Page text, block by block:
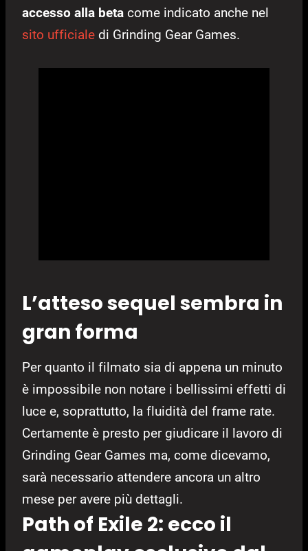
accesso alla beta come indicato anche nel
sito ufficiale di Grinding Gear Games.
L’atteso sequel sembra in
gran forma
Per quanto il filmato sia di appena un minuto
è impossibile non notare i bellissimi effetti di
luce e, soprattutto, la fluidità del frame rate.
Certamente è presto per giudicare il lavoro di
Grinding Gear Games ma, come dicevamo,
sarà necessario attendere ancora un altro
mese per avere più dettagli.
Path of Exile 2: ecco il